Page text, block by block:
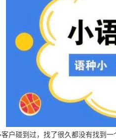
户碰到过，找了很久都没有找到